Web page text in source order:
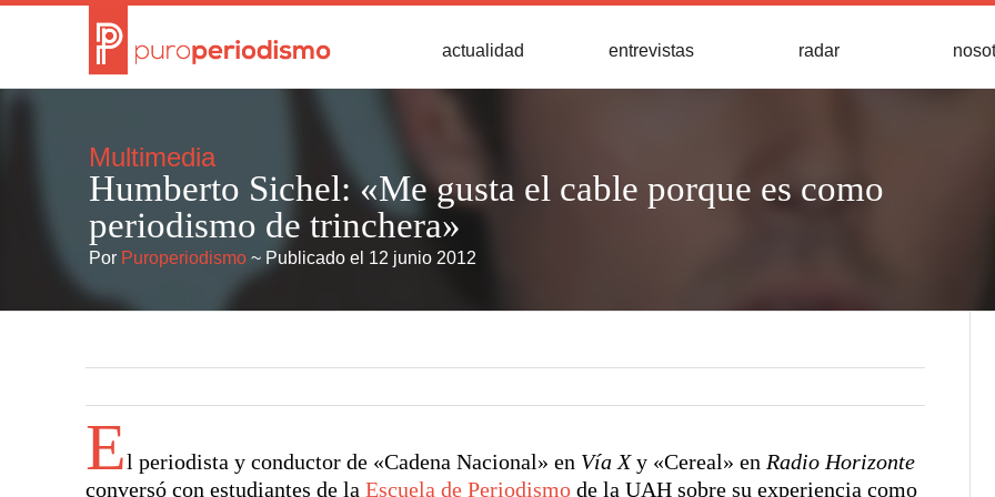
actualidad entrevistas radar
Multimedia
Humberto Sichel: «Me gusta el cable porque es como
periodismo de trinchera»
Por Puroperiodismo ~ Publicado el 12 junio 2012
El periodista y conductor de «Cadena Nacional» en Vía Xy «Cereal» en Radio Horizonte
conversó con estudiantes de laEscuela de Periodismo de la UAH sobre su experiencia como